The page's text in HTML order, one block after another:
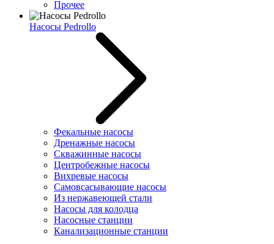
Прочее
Насосы Pedrollo
Фекальные насосы
Дренажные насосы
Скважинные насосы
Центробежные насосы
Вихревые насосы
Самовсасывающие насосы
Из нержавеющей стали
Насосы для колодца
Насосные станции
Канализационные станции